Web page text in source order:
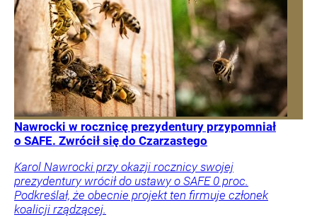
Nawrocki w rocznicę prezydentury przypomniał
o SAFE. Zwrócił się do Czarzastego
Karol Nawrocki przy okazji rocznicy swojej
prezydentury wrócił do ustawy o SAFE 0 proc.
Podkreślał, że obecnie projekt ten firmuje członek
koalicji rządzącej.